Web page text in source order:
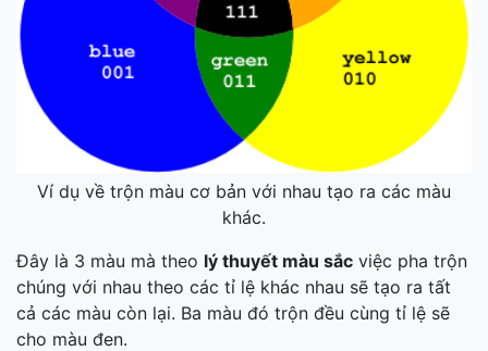
Ví dụ về trộn màu cơ bản với nhau tạo ra các màu
khác.
Đây là 3 màu mà theo lý thuyết màu sắc việc pha trộn
chúng với nhau theo các tỉ lệ khác nhau sẽ tạo ra tất
cả các màu còn lại. Ba màu đó trộn đều cùng tỉ lệ sẽ
cho màu đen.